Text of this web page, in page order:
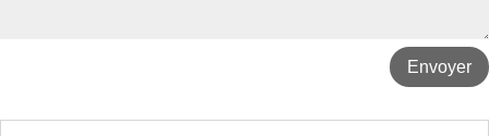
Envoyer